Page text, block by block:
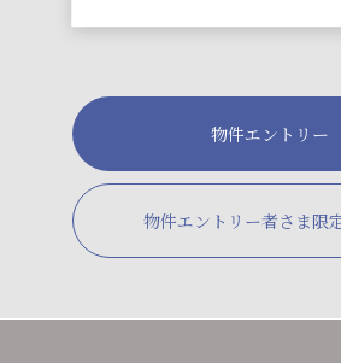
物件エントリー
物件エントリー者さま限